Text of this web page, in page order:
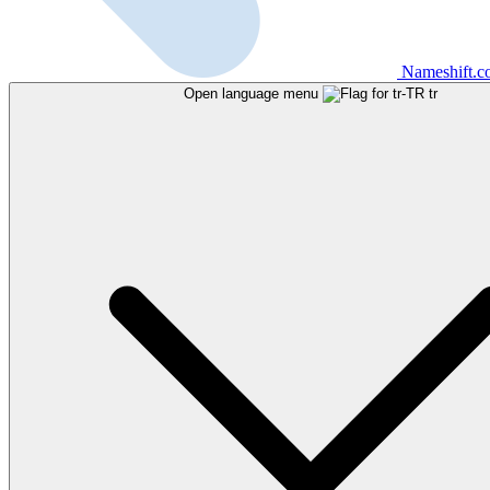
Open language menu tr